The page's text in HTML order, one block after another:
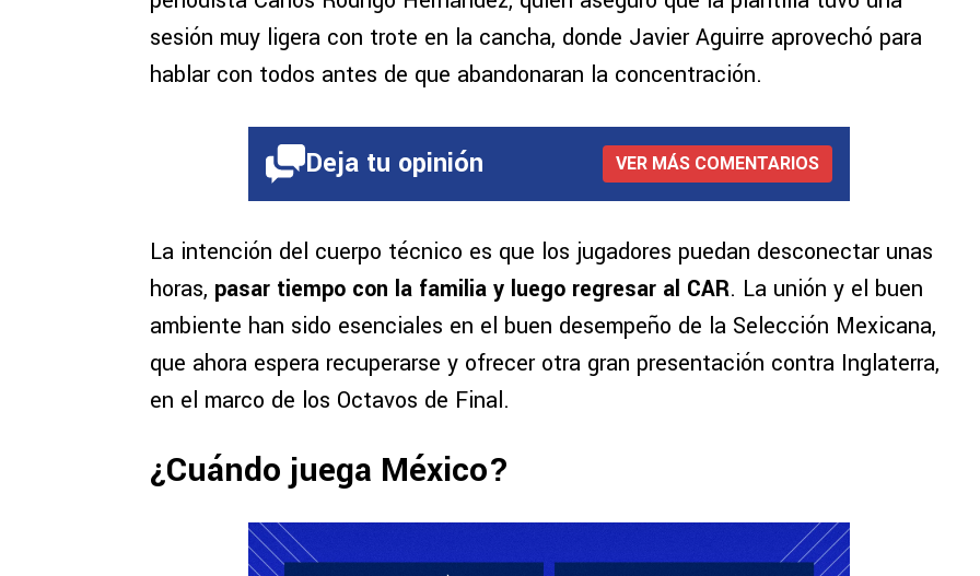
sesión muy ligera con trote en la cancha, donde Javier Aguirre aprovechó para
hablar con todos antes de que abandonaran la concentración.
Deja tu opinión VER MÁS COMENTARIOS
La intención del cuerpo técnico es que los jugadores puedan desconectar unas
horas, pasar tiempo con la familia y luego regresar al CAR. La unión y el buen
ambiente han sido esenciales en el buen desempeño de la Selección Mexicana,
que ahora espera recuperarse y ofrecer otra gran presentación contra Inglaterra,
en el marco de los Octavos de Final.
¿Cuándo juega México?